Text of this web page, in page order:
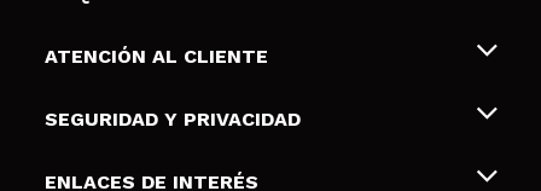
Sobre nosotros
Tarjetas de Regalo
ATENCIÓN AL CLIENTE
Envíos y devoluciones
Formas de pago
SEGURIDAD Y PRIVACIDAD
Terminos y condiciones de uso
ENLACES DE INTERÉS